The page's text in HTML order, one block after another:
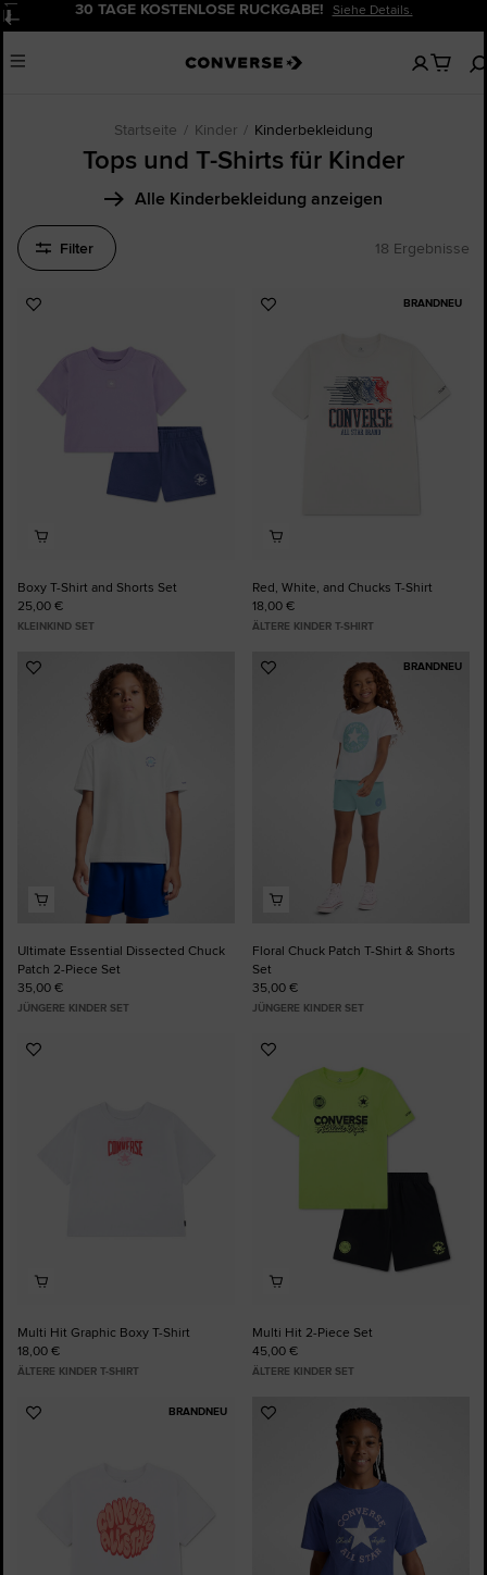
Pause30 TAGE KOSTENLOSE RÜCKGABE! Siehe Details.
Menu
Keine
artikel
Startseite Kinder Kinderbekleidung
Tops und T-Shirts für Kinder
Alle Kinderbekleidung anzeigen
Filter 18 Ergebnisse
Zu
hinzufügen
Boxy T-Shirt and Shorts Set
25,00 €
KLEINKIND SET
BRANDNEU
Zu
Red, White, and Chucks T-Shirt
18,00 €
ÄLTERE KINDER T-SHIRT
Zu
Favoriten
hinzufügen
Ultimate Essential Dissected Chuck
Patch 2-Piece Set
35,00 €
JÜNGERE KINDER SET
BRANDNEU
Zu
Floral Chuck Patch T-Shirt & Shorts
Set
35,00 €
JÜNGERE KINDER SET
Zu
Multi Hit Graphic Boxy T-Shirt
18,00 €
ÄLTERE KINDER T-SHIRT
Zu
Favoriten
hinzufügen
Multi Hit 2-Piece Set
45,00 €
ÄLTERE KINDER SET
BRANDNEU
Zu
Zu
hinzufügen